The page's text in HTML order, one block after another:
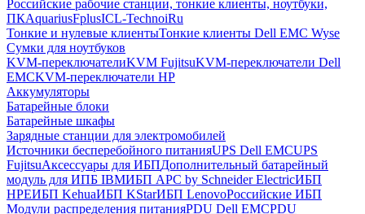
Российские рабочие станции, тонкие клиенты, ноутбуки,
ПКAquariusFplusICL-TechnoiRu
Тонкие и нулевые клиентыТонкие клиенты Dell EMC Wyse
Сумки для ноутбуков
KVM-переключателиKVM FujitsuKVM-переключатели Dell
EMCKVM-переключатели HP
Аккумуляторы
Батарейные блоки
Батарейные шкафы
Зарядные станции для электромобилей
Источники бесперебойного питанияUPS Dell EMCUPS
FujitsuАксессуары для ИБПДополнительный батарейный
модуль для ИПБ IBMИБП APC by Schneider ElectricИБП
HPEИБП KehuaИБП KStarИБП LenovoРоссийские ИБП
Модули распределения питанияPDU Dell EMCPDU